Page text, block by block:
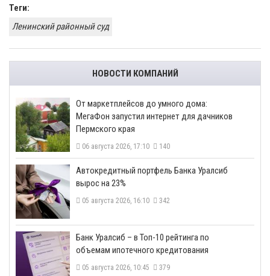
Теги:
Ленинский районный суд
НОВОСТИ КОМПАНИЙ
От маркетплейсов до умного дома:
МегаФон запустил интернет для дачников
Пермского края
06 августа 2026, 17:10 140
​Автокредитный портфель Банка Уралсиб
вырос на 23%
05 августа 2026, 16:10 342
​Банк Уралсиб – в Топ-10 рейтинга по
объемам ипотечного кредитования
05 августа 2026, 10:45 379